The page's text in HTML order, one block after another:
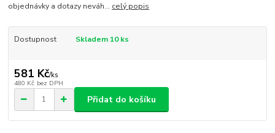
objednávky a dotazy neváh... celý popis
Dostupnost Skladem 10 ks
581 Kč/ks
480 Kč bez DPH
Přidat do košíku